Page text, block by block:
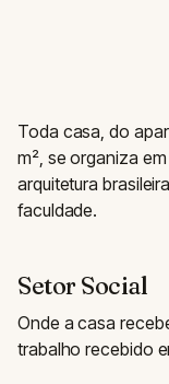
Toda casa, do
m², se organiza
arquitetura
faculdade.
Setor Social
Onde a casa
trabalho recebido